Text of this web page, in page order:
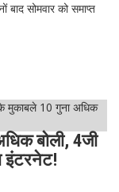
बाद सोमवार को समाप्त
बोली, 4जी
इंटरनेट!